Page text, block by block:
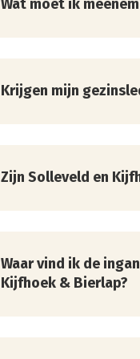
Wat moet ik
naar vragen.
Krijgen mijn
Zijn Solleveld en
Let op:tijdens het
Waar vind ik de
Kijfhoek & Bierlap?